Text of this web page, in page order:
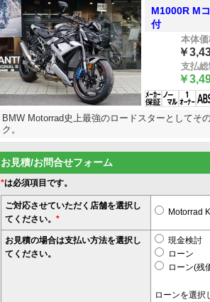
M1000R M
付
本体
￥
支払
￥
BMW Motorrad史上最強のロードスターとしてそ
ク。
お見積/お問合せフォーム
*は必須項目です。
ご対応させていただく店舗を選択し
てください。 *
Motorrad
お見積の場合は支払い方法を選択し
てください。
現金検討
ローン
ローン(残
ローンを選択